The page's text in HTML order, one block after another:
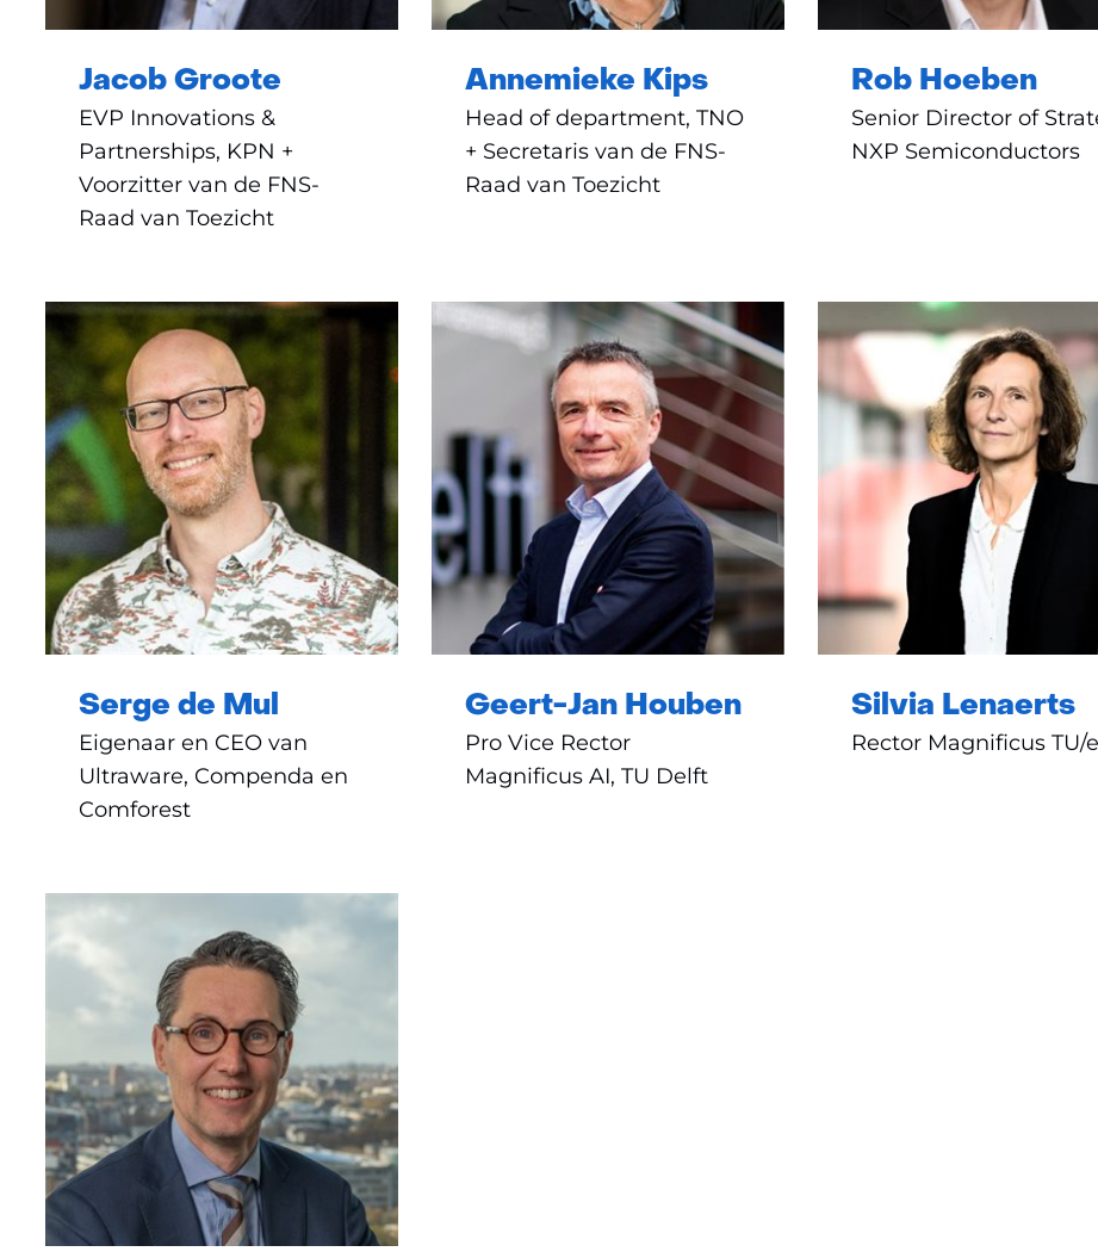
Jacob Groote
EVP Innovations &
Partnerships, KPN +
Voorzitter van de FNS-
Raad van Toezicht
Annemieke Kips
Head of department, TNO
+ Secretaris van de FNS-
Raad van Toezicht
Rob Hoeben
Senior Director of
NXP Semiconductors
Serge de Mul
Eigenaar en CEO van
Ultraware, Compenda en
Comforest
Geert-Jan Houben
Pro Vice Rector
Magnificus AI, TU Delft
Silvia Lenaerts
Rector Magnificus TU/e